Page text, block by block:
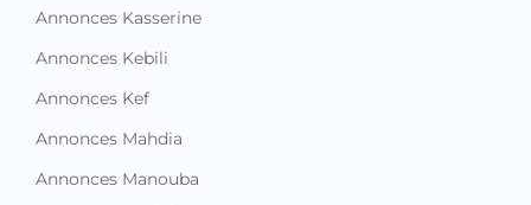
Annonces Kasserine
Annonces Kebili
Annonces Kef
Annonces Mahdia
Annonces Manouba